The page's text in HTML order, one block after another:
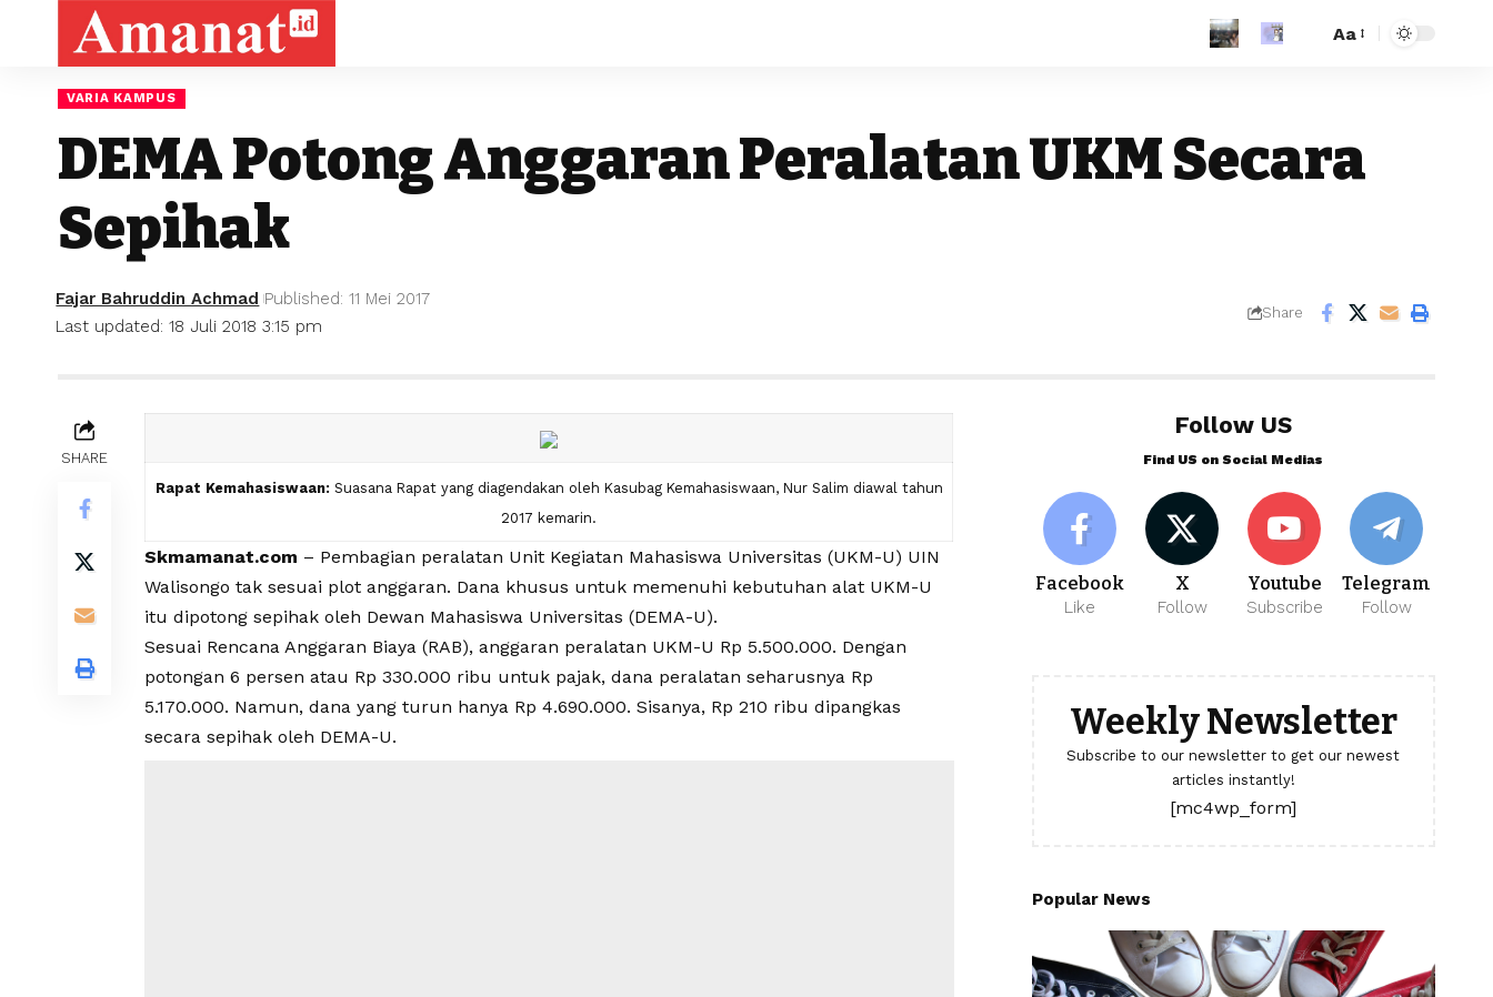
Aa
VARIA KAMPUS
DEMA Potong Anggaran Peralatan UKM Secara
Sepihak
Last updated: 18 Juli 2018 3:15 pm
Fajar Bahruddin Achmad Published: 11 Mei 2017
Share
SHARE
Rapat Kemahasiswaan: Suasana Rapat yang diagendakan oleh Kasubag Kemahasiswaan, Nur Salim diawal tahun
2017 kemarin.
Skmamanat.com – Pembagian peralatan Unit Kegiatan Mahasiswa Universitas (UKM-U) UIN
Walisongo tak sesuai plot anggaran. Dana khusus untuk memenuhi kebutuhan alat UKM-U
itu dipotong sepihak oleh Dewan Mahasiswa Universitas (DEMA-U).
Sesuai Rencana Anggaran Biaya (RAB), anggaran peralatan UKM-U Rp 5.500.000. Dengan
potongan 6 persen atau Rp 330.000 ribu untuk pajak, dana peralatan seharusnya Rp
5.170.000. Namun, dana yang turun hanya Rp 4.690.000. Sisanya, Rp 210 ribu dipangkas
secara sepihak oleh DEMA-U.
Follow US
Find US on Social Medias
Facebook
Like
X
Follow
Youtube
Subscribe
Telegram
Follow
Weekly Newsletter
Subscribe to our newsletter to get our newest
articles instantly!
[mc4wp_form]
Popular News